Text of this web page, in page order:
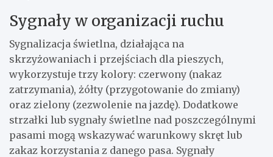
Sygnały w organizacji ruchu
Sygnalizacja świetlna, działająca na
skrzyżowaniach i przejściach dla pieszych,
wykorzystuje trzy kolory: czerwony (nakaz
zatrzymania), żółty (przygotowanie do zmiany)
oraz zielony (zezwolenie na jazdę). Dodatkowe
strzałki lub sygnały świetlne nad poszczególnymi
pasami mogą wskazywać warunkowy skręt lub
zakaz korzystania z danego pasa. Sygnały